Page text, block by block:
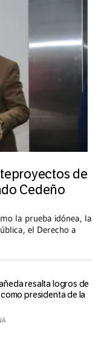
de
Cedeño
la prueba idónea, la
el Derecho a
resalta logros de
presidenta de la